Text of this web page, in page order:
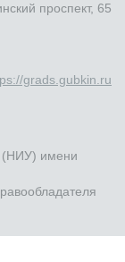
проспект, 65
grads.gubkin.ru
(НИУ) имени